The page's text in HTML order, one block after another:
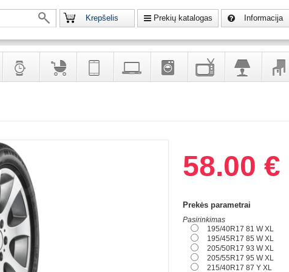
Krepšelis Prekių katalogas Informacija
papuošalai
ir ryšio
namų
58.00 €
Prekės parametrai
Pasirinkimas
195/40R17 81 W XL
195/45R17 85 W XL
205/50R17 93 W XL
205/55R17 95 W XL
215/40R17 87 Y XL